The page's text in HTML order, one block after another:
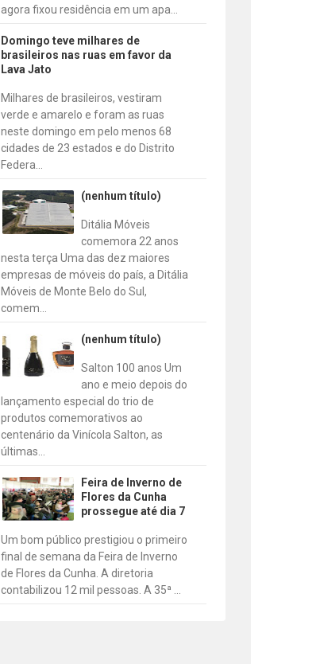
agora fixou residência em um apa...
Domingo teve milhares de
brasileiros nas ruas em favor da
Lava Jato
Milhares de brasileiros, vestiram
verde e amarelo e foram as ruas
neste domingo em pelo menos 68
cidades de 23 estados e do Distrito
Federa...
(nenhum título)
Ditália Móveis
comemora 22 anos
nesta terça Uma das dez maiores
empresas de móveis do país, a Ditália
Móveis de Monte Belo do Sul,
comem...
(nenhum título)
Salton 100 anos Um
ano e meio depois do
lançamento especial do trio de
produtos comemorativos ao
centenário da Vinícola Salton, as
últimas...
Feira de Inverno de
Flores da Cunha
prossegue até dia 7
Um bom público prestigiou o primeiro
final de semana da Feira de Inverno
de Flores da Cunha. A diretoria
contabilizou 12 mil pessoas. A 35ª ...